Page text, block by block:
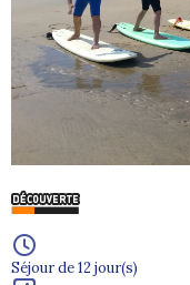
Séjour de 12 jour(s)